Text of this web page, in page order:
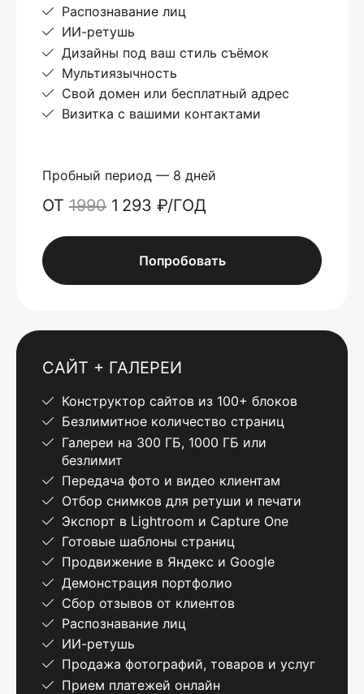
Распознавание лиц
ИИ-ретушь
Дизайны под ваш стиль съёмок
Мультиязычность
Свой домен или бесплатный адрес
Визитка с вашими контактами
Пробный период — 8 дней
ОТ 1990 1 293 ₽/ГОД
Попробовать
САЙТ + ГАЛЕРЕИ
Конструктор сайтов из 100+ блоков
Безлимитное количество страниц
Галереи на 300 ГБ, 1000 ГБ или
безлимит
Передача фото и видео клиентам
Отбор снимков для ретуши и печати
Экспорт в Lightroom и Capture One
Готовые шаблоны страниц
Продвижение в Яндекс и Google
Демонстрация портфолио
Сбор отзывов от клиентов
Распознавание лиц
ИИ-ретушь
Продажа фотографий, товаров и услуг
Прием платежей онлайн